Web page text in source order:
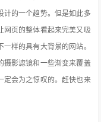
计的一个趋势。但是如此多
网页的整体看起来完美又吸
样的具有大背景的网站。
摄影滤镜和一些渐变来覆盖
定会为之惊叹的。赶快也来